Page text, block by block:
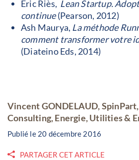
Eric Riès, Lean Startup.
continue(Pearson, 2012)
Ash Maurya, La méthode
comment transformer votre
(Diateino Eds, 2014)
Vincent GONDELAUD,
Consulting, Energie, Utilities &
Publié le 20 décembre 2016
PARTAGER CET ARTICLE